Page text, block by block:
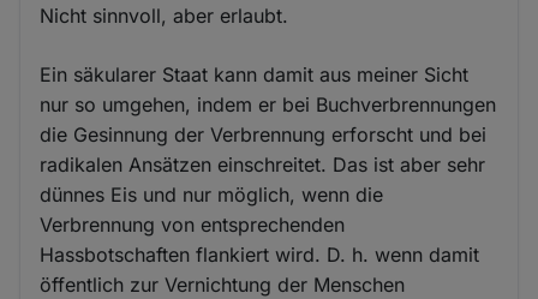
Nicht sinnvoll, aber erlaubt.
Ein säkularer Staat kann damit aus meiner Sicht
nur so umgehen, indem er bei Buchverbrennungen
die Gesinnung der Verbrennung erforscht und bei
radikalen Ansätzen einschreitet. Das ist aber sehr
dünnes Eis und nur möglich, wenn die
Verbrennung von entsprechenden
Hassbotschaften flankiert wird. D. h. wenn damit
öffentlich zur Vernichtung der Menschen